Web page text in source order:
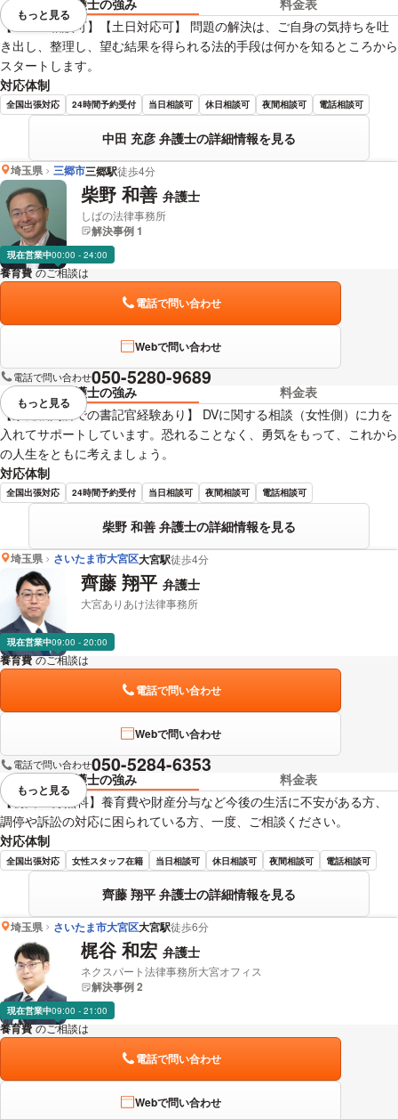
【ＷＥＢ相談可】【土日対応可】 問題の解決は、ご自身の気持ちを吐
き出し、整理し、望む結果を得られる法的手段は何かを知るところから
スタートします。
対応体制
全国出張対応 24時間予約受付 当日相談可 休日相談可 夜間相談可 電話相談可
中田 充彦 弁護士の詳細情報を見る
視覚的に省略されている要素を
もっと見る
埼玉県 三郷市三郷駅徒歩4分
柴野 和善 弁護士
しばの法律事務所
解決事例 1
現在営業中00:00 - 24:00
養育費 のご相談は
電話で問い合わせ
Webで問い合わせ
電話で問い合わせ050-5280-9689
弁護士の強み
料金表
【家庭裁判所での書記官経験あり】 DVに関する相談（女性側）に力を
入れてサポートしています。恐れることなく、勇気をもって、これから
の人生をともに考えましょう。
対応体制
全国出張対応 24時間予約受付 当日相談可 夜間相談可 電話相談可
柴野 和善 弁護士の詳細情報を見る
視覚的に省略されている要素を
もっと見る
埼玉県 さいたま市大宮区大宮駅徒歩4分
齊藤 翔平 弁護士
大宮ありあけ法律事務所
現在営業中09:00 - 20:00
養育費 のご相談は
電話で問い合わせ
Webで問い合わせ
電話で問い合わせ050-5284-6353
弁護士の強み
料金表
【初回30分無料】養育費や財産分与など今後の生活に不安がある方、
調停や訴訟の対応に困られている方、一度、ご相談ください。
対応体制
全国出張対応 女性スタッフ在籍 当日相談可 休日相談可 夜間相談可 電話相談可
齊藤 翔平 弁護士の詳細情報を見る
視覚的に省略されている要素を
もっと見る
埼玉県 さいたま市大宮区大宮駅徒歩6分
梶谷 和宏 弁護士
ネクスパート法律事務所大宮オフィス
解決事例 2
現在営業中09:00 - 21:00
養育費 のご相談は
電話で問い合わせ
Webで問い合わせ